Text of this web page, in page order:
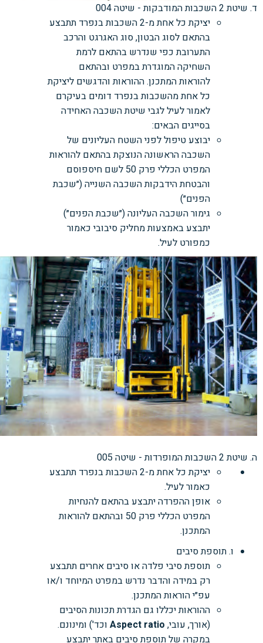
ד. שיטת 2 השכבות המודבקות - שיטה 004
יציקת כל אחת מ-2 השכבות בנפרד תתבצע
בהתאם לסוג הבטון, סוג האגרגט והרכב
התערובת כפי שנדרש בהתאם לרמת
השחיקה המוגדרת במפרט ובהתאם
להוראות המתכנן. ההוראות והדגשים ליציקת
כל אחת מהשכבות בנפרד דומים בעיקרם
לאמור לעיל לגבי שיטת השכבה האחידה
בסייגים הבאים:
יבוצע טיפול לפני השטח העליונים של
השכבה הראשונה הנוצקת בהתאם להוראות
המפרט הכללי פרק 50 לשם חיספוסם
והבטחת הידבקות השכבה השנייה (״שכבת
הפנים״)
גימור השכבה העליונה (״שכבת הפנים״)
יתבצע באמצעות מחליק סיבובי כאמור
כמפורט לעיל.
ה. שיטת 2 השכבות המופרדות - שיטה 005
יציקת כל אחת מ-2 השכבות בנפרד תתבצע
כאמור לעיל.
אופן ההפרדה יתבצע בהתאם להנחיות
המפרט הכללי פרק 50 ובהתאם להוראות
המתכנן.
ו. תוספת סיבים
תוספת סיבי פלדה או סיבים אחרים תתבצע
רק במידה והדבר נדרש במפרט המיוחד ו/או
עפ״י הוראות המתכנן.
ההוראות יכללו גם הגדרת תכונות הסיבים
(אורך, עובי, Aspect ratio וכד') ומינונם.
במקרה של תוספת סיבים באתר יתבצע